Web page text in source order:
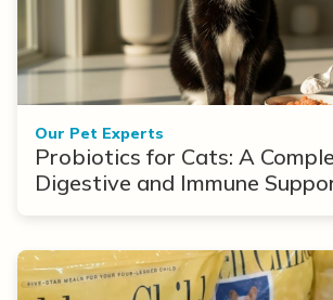
Our Pet Experts
Probiotics for Cats: A
Digestive and Immune